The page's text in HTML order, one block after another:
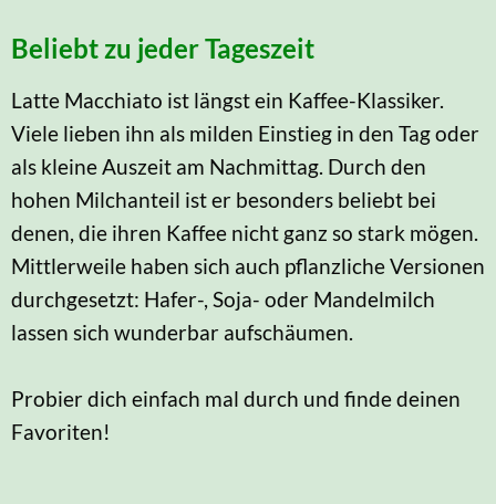
Beliebt zu jeder Tageszeit
Latte Macchiato ist längst ein Kaffee-Klassiker.
Viele lieben ihn als milden Einstieg in den Tag oder
als kleine Auszeit am Nachmittag. Durch den
hohen Milchanteil ist er besonders beliebt bei
denen, die ihren Kaffee nicht ganz so stark mögen.
Mittlerweile haben sich auch pflanzliche Versionen
durchgesetzt: Hafer-, Soja- oder Mandelmilch
lassen sich wunderbar aufschäumen.
Probier dich einfach mal durch und finde deinen
Favoriten!